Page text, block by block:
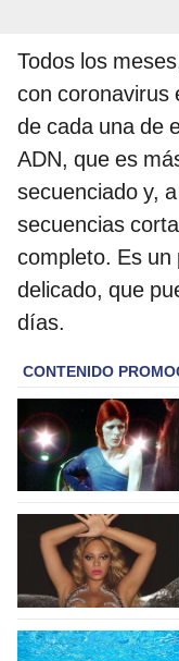
Todos los
con coronavirus
de cada una de
ADN, que es
secuenciado y,
secuencias
completo. Es un
delicado, que
días.